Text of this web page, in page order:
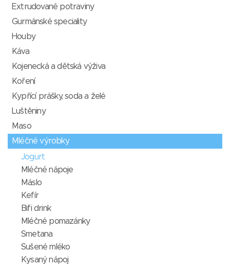
Extrudované potraviny
Gurmánské speciality
Houby
Káva
Kojenecká a dětská výživa
Koření
Kypřící prášky, soda a želé
Luštěniny
Maso
Mléčné výrobky
Jogurt
Mléčné nápoje
Máslo
Kefír
Bifi drink
Mléčné pomazánky
Smetana
Sušené mléko
Kysaný nápoj